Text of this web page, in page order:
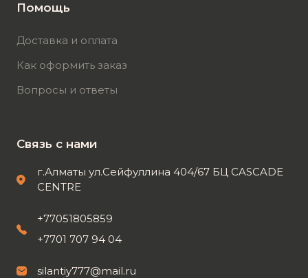
Помощь
Доставка и оплата
Как оформить заказ
Вопросы и ответы
Связь с нами
г.Алматы ул.Сейфуллина 404/67 БЦ CASCADE
CENTRE
+77051805859
+7701 707 94 04
silantiy777@mail.ru